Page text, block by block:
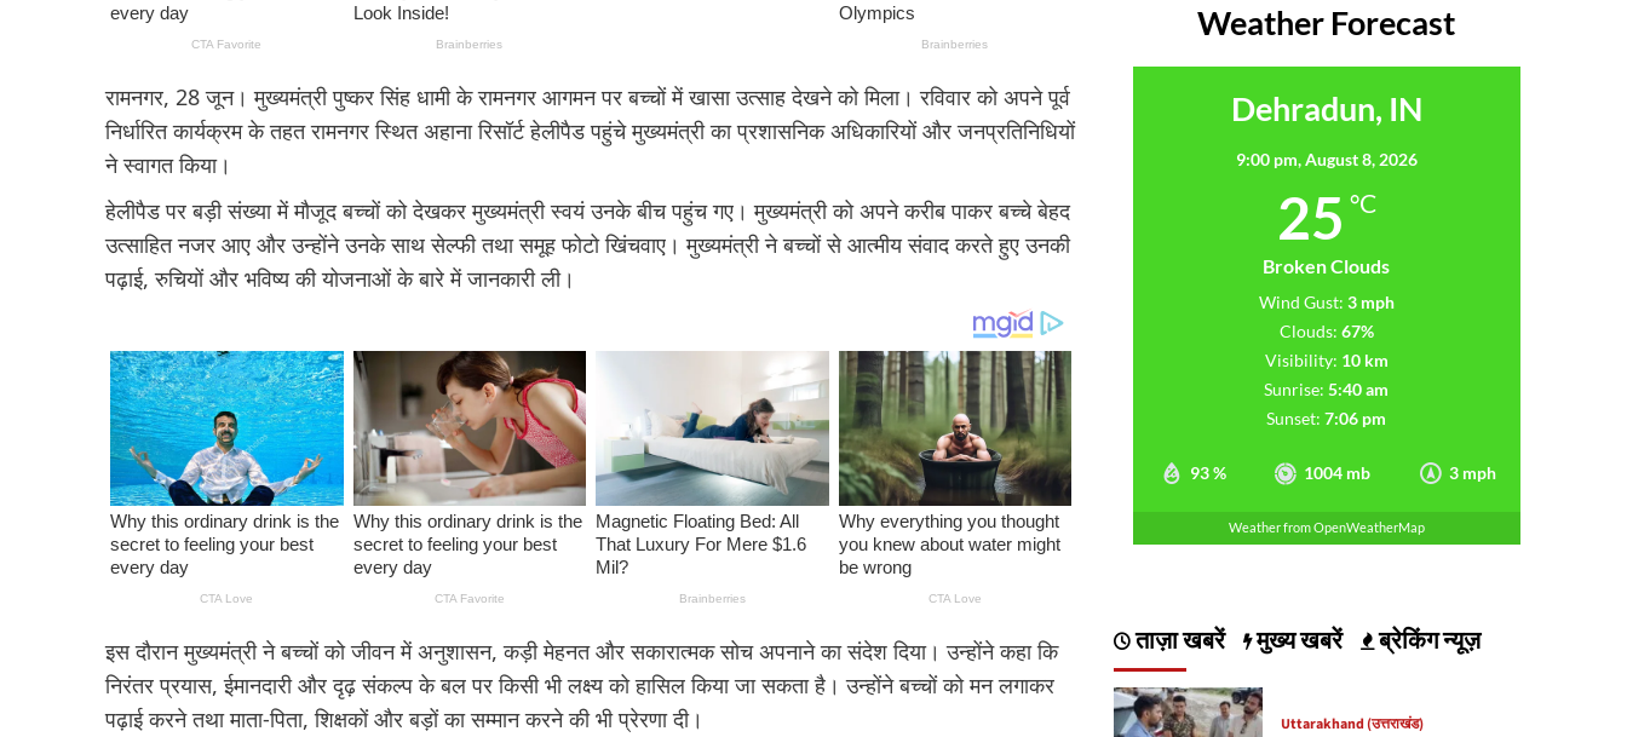
रामनगर, 28 जून। मुख्यमंत्री पुष्कर सिंह धामी के रामनगर आगमन पर बच्चों में खासा उत्साह देखने को मिला। रविवार को अपने पूर्व
निर्धारित कार्यक्रम के तहत रामनगर स्थित अहाना रिसॉर्ट हेलीपैड पहुंचे मुख्यमंत्री का प्रशासनिक अधिकारियों और जनप्रतिनिधियों
ने स्वागत किया।
हेलीपैड पर बड़ी संख्या में मौजूद बच्चों को देखकर मुख्यमंत्री स्वयं उनके बीच पहुंच गए। मुख्यमंत्री को अपने करीब पाकर बच्चे बेहद
उत्साहित नजर आए और उन्होंने उनके साथ सेल्फी तथा समूह फोटो खिंचवाए। मुख्यमंत्री ने बच्चों से आत्मीय संवाद करते हुए उनकी
पढ़ाई, रुचियों और भविष्य की योजनाओं के बारे में जानकारी ली।
इस दौरान मुख्यमंत्री ने बच्चों को जीवन में अनुशासन, कड़ी मेहनत और सकारात्मक सोच अपनाने का संदेश दिया। उन्होंने कहा कि
निरंतर प्रयास, ईमानदारी और दृढ़ संकल्प के बल पर किसी भी लक्ष्य को हासिल किया जा सकता है। उन्होंने बच्चों को मन लगाकर
पढ़ाई करने तथा माता-पिता, शिक्षकों और बड़ों का सम्मान करने की भी प्रेरणा दी।
Weather Forecast
Dehradun, IN
9:00 pm,August 8, 2026
25 °C
Broken Clouds
93 % 1004 mb 3 mph
Wind Gust: 3 mph
Clouds: 67%
Visibility: 10 km
Sunrise: 5:40 am
Sunset: 7:06 pm
Weather from OpenWeatherMap
ताज़ा खबरें मुख्य खबरें ब्रेकिंग न्यूज़
Uttarakhand (उत्तराखंड)